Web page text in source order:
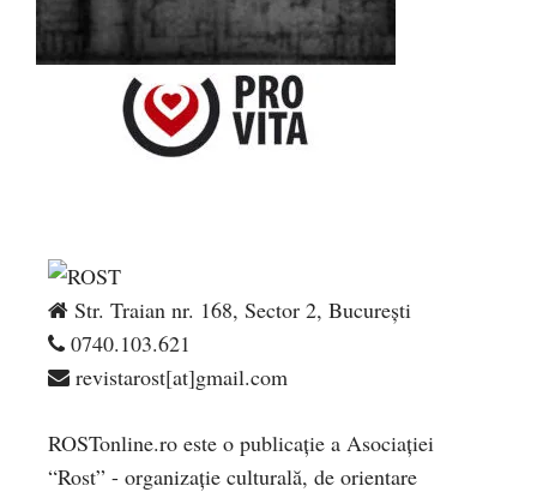
Str. Traian nr. 168, Sector 2, București
0740.103.621
revistarost[at]gmail.com
ROSTonline.ro este o publicaţie a Asociaţiei
“Rost” - organizaţie culturală, de orientare